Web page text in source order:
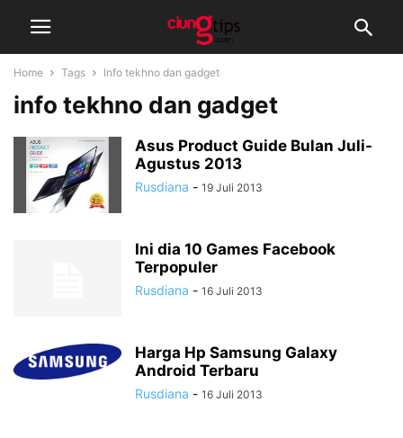
Home Tags Info tekhno dan gadget
info tekhno dan gadget
Asus Product Guide Bulan Juli-
Agustus 2013
Rusdiana - 19 Juli 2013
Ini dia 10 Games Facebook
Terpopuler
Rusdiana - 16 Juli 2013
Harga Hp Samsung Galaxy
Android Terbaru
Rusdiana - 16 Juli 2013